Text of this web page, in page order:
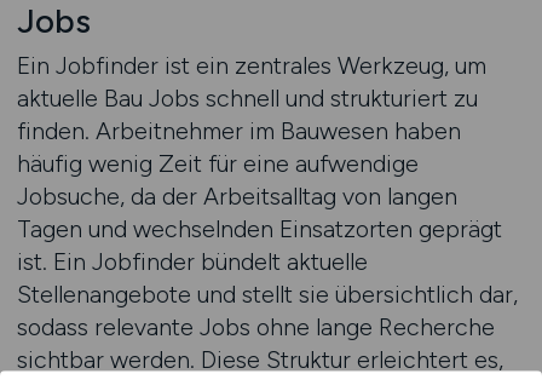
Jobs
Ein Jobfinder ist ein zentrales Werkzeug, um
aktuelle Bau Jobs schnell und strukturiert zu
finden. Arbeitnehmer im Bauwesen haben
häufig wenig Zeit für eine aufwendige
Jobsuche, da der Arbeitsalltag von langen
Tagen und wechselnden Einsatzorten geprägt
ist. Ein Jobfinder bündelt aktuelle
Stellenangebote und stellt sie übersichtlich dar,
sodass relevante Jobs ohne lange Recherche
sichtbar werden. Diese Struktur erleichtert es,